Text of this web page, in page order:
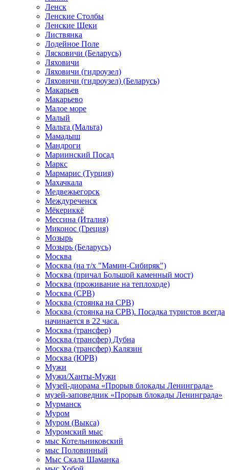
Ленск
Ленские Столбы
Ленские Щеки
Листвянка
Лодейное Поле
Лясковичи (Беларусь)
Ляховичи
Ляховичи (гидроузел)
Ляховичи (гидроузел) (Беларусь)
Макарьев
Макарьево
Малое море
Малый
Мальта (Мальта)
Мамадыш
Мандроги
Мариинский Посад
Маркс
Мармарис (Турция)
Махачкала
Медвежьегорск
Междуреченск
Мёкериккё
Мессина (Италия)
Миконос (Греция)
Мозырь
Мозырь (Беларусь)
Москва
Москва (на т/х "Мамин-Сибиряк")
Москва (причал Большой каменный мост)
Москва (проживание на теплоходе)
Москва (СРВ)
Москва (стоянка на СРВ)
Москва (стоянка на СРВ). Посадка туристов всегда
начинается в 22 часа.
Москва (трансфер)
Москва (трансфер) Дубна
Москва (трансфер) Калязин
Москва (ЮРВ)
Мужи
Мужи/Ханты-Мужи
Музей-диорама «Прорыв блокады Ленинграда»
музей-заповедник «Прорыв блокады Ленинграда»
Мурманск
Муром
Муром (Выкса)
Муромский мыс
мыс Котельниковский
мыс Половинный
Мыс Скала Шаманка